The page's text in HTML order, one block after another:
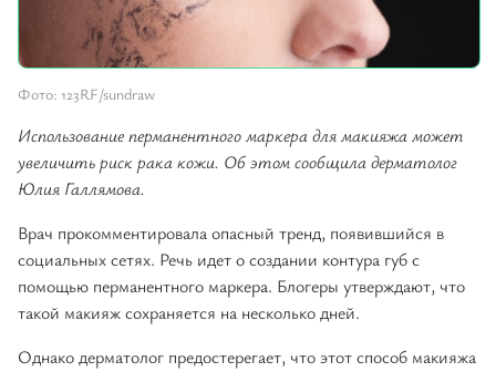
Фото: 123RF/sundraw
Использование перманентного маркера для макияжа может
увеличить риск рака кожи. Об этом сообщила дерматолог
Юлия Галлямова.
Врач прокомментировала опасный тренд, появившийся в
социальных сетях. Речь идет о создании контура губ с
помощью перманентного маркера. Блогеры утверждают, что
такой макияж сохраняется на несколько дней.
Однако дерматолог предостерегает, что этот способ макияжа